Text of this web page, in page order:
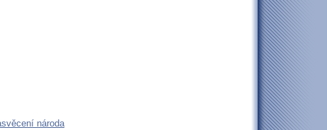
národa